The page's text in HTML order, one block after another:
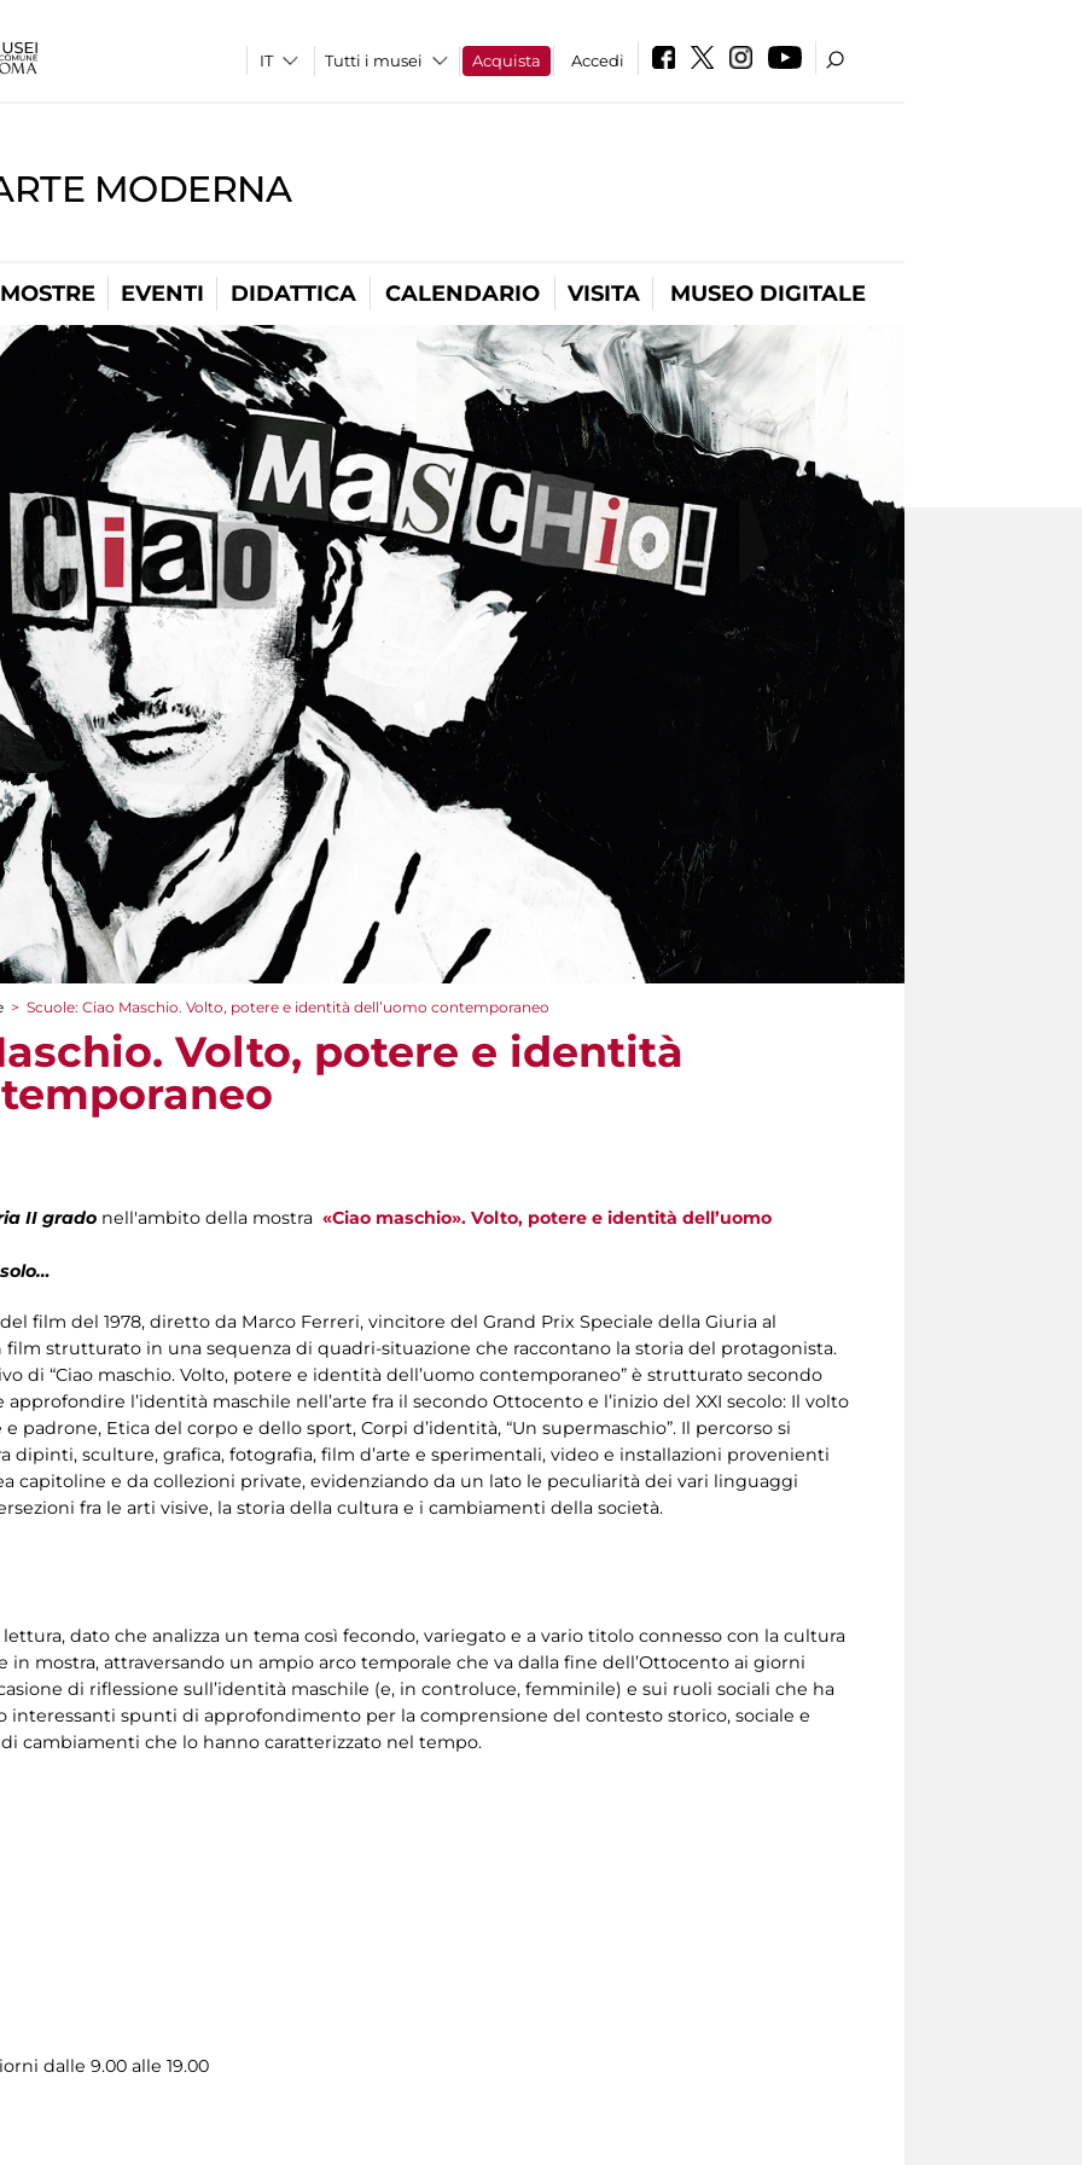
Tutti i musei Acquista Accedi
MODERNA
MOSTRE EVENTI DIDATTICA CALENDARIO VISITA MUSEO DIGITALE
> Scuole: Ciao Maschio. Volto, potere e identità dell’uomo contemporaneo
Volto, potere e identità
II grado nell'ambito della mostra «Ciao maschio». Volto, potere e identità dell’uomo
film del 1978, diretto da Marco Ferreri, vincitore del Grand Prix Speciale della Giuria al
strutturato in una sequenza di quadri-situazione che raccontano la storia del protagonista.
di “Ciao maschio. Volto, potere e identità dell’uomo contemporaneo” è strutturato secondo
l’identità maschile nell’arte fra il secondo Ottocento e l’inizio del XXI secolo: Il volto
padrone, Etica del corpo e dello sport, Corpi d’identità, “Un supermaschio”. Il percorso si
dipinti, sculture, grafica, fotografia, film d’arte e sperimentali, video e installazioni provenienti
capitoline e da collezioni private, evidenziando da un lato le peculiarità dei vari linguaggi
fra le arti visive, la storia della cultura e i cambiamenti della società.
dato che analizza un tema così fecondo, variegato e a vario titolo connesso con la cultura
in mostra, attraversando un ampio arco temporale che va dalla fine dell’Ottocento ai giorni
di riflessione sull’identità maschile (e, in controluce, femminile) e sui ruoli sociali che ha
interessanti spunti di approfondimento per la comprensione del contesto storico, sociale e
cambiamenti che lo hanno caratterizzato nel tempo.
dalle 9.00 alle 19.00